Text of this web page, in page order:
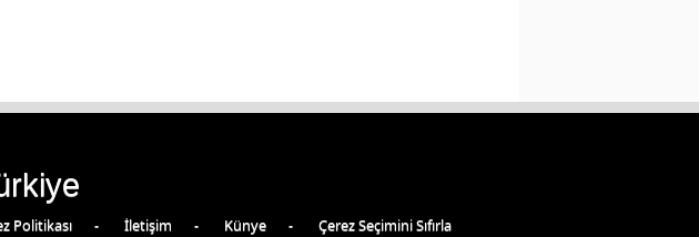
Politikası İletişim Künye Çerez Seçimini Sıfırla